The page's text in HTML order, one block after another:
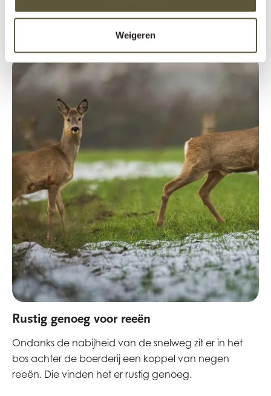
Weigeren
Lees verder...
Rustig genoeg voor reeën
Ondanks de nabijheid van de snelweg zit er in het
bos achter de boerderij een koppel van negen
reeën. Die vinden het er rustig genoeg.